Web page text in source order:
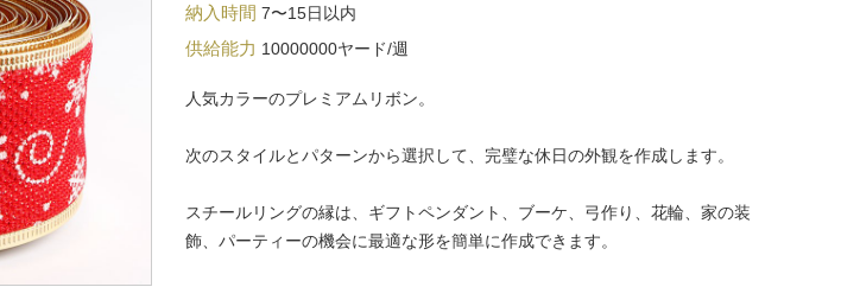
納入時間7〜15日以内
供給能力 10000000ヤード/週
人気カラーのプレミアムリボン。
次のスタイルとパターンから選択して、完璧な休日の外観を作成します。
スチールリングの縁は、ギフトペンダント、ブーケ、弓作り、花輪、家の装
飾、パーティーの機会に最適な形を簡単に作成できます。